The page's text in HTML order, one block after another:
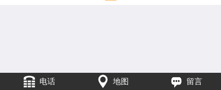
电话 地图 留言